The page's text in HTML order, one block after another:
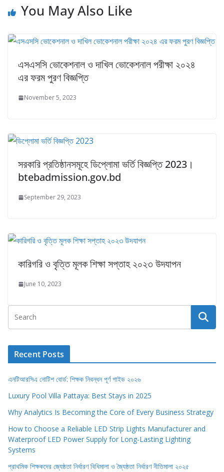
You May Also Like
এসএসসি ভোকেশনাল ও দাখিল ভোকেশনাল পরীক্ষা ২০২৪
এর ফরম পুরণ বিজ্ঞপ্তি
November 5, 2023
সরকারি প্রতিষ্ঠানসমূহে ডিপ্লোমা ভর্তি বিজ্ঞপ্তি 2023।
btebadmission.gov.bd
September 29, 2023
কারিগরি ও বৃত্তি মূলক শিক্ষা সপ্তাহ ২০২৩ উদযাপন
June 10, 2023
Recent Posts
এনটিআরসিএ নোটিশ বোর্ড: শিক্ষক নিবন্ধন পূর্ণ গাইড ২০২৬
Luxury Pool Villa Pattaya: Best Stays in 2025
Why Analytics Is Becoming the Core of Every Business Strategy
How to Choose a Reliable LED Strip Lights Manufacturer and
Waterproof LED Power Supply for Long-Lasting Lighting
Systems
প্রাথমিক শিক্ষকদের জ্যেষ্ঠতা নির্ধারণ বিধিমালা ও জ্যৈষ্ঠতা নির্ধারণ নীতিমালা ২০২৫